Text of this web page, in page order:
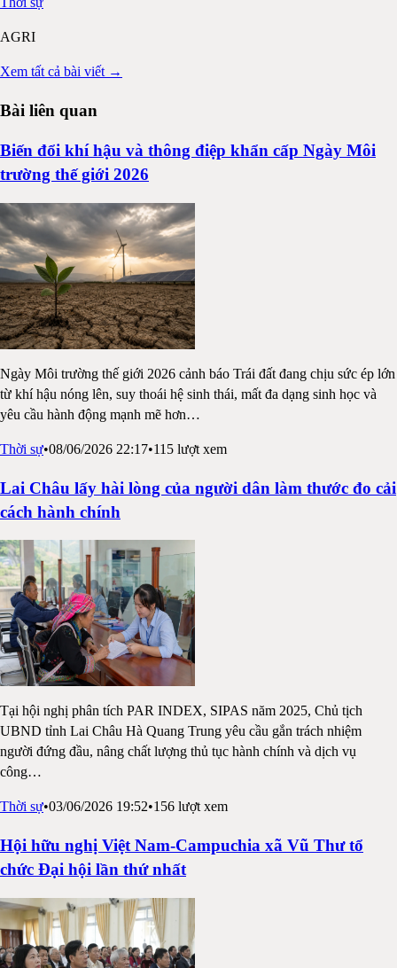
AGRI
Xem tất cả bài viết →
Bài liên quan
Biến đổi khí hậu và thông điệp khẩn cấp Ngày Môi
trường thế giới 2026
Ngày Môi trường thế giới 2026 cảnh báo Trái đất đang chịu sức ép lớn
từ khí hậu nóng lên, suy thoái hệ sinh thái, mất đa dạng sinh học và
yêu cầu hành động mạnh mẽ hơn…
Thời sự•08/06/2026 22:17•115 lượt xem
Lai Châu lấy hài lòng của người dân làm thước đo cải
cách hành chính
Tại hội nghị phân tích PAR INDEX, SIPAS năm 2025, Chủ tịch
UBND tỉnh Lai Châu Hà Quang Trung yêu cầu gắn trách nhiệm
người đứng đầu, nâng chất lượng thủ tục hành chính và dịch vụ
công…
Thời sự•03/06/2026 19:52•156 lượt xem
Hội hữu nghị Việt Nam-Campuchia xã Vũ Thư tổ
chức Đại hội lần thứ nhất